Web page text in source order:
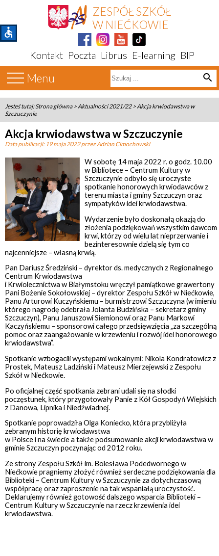
ZESPÓŁ SZKÓŁ
W NIEĆKOWIE
Kontakt Poczta Librus E-learning BIP
Menu search
Jesteś tutaj:Strona główna>Aktualności 2021/22>Akcja krwiodawstwa w
Szczuczynie
Akcja krwiodawstwa w Szczuczynie
Data publikacji:19 maja 2022przez Adrian Cimochowski
W sobotę 14 maja 2022 r. o godz. 10.00
w Bibliotece – Centrum Kultury w
Szczuczynie odbyło się uroczyste
spotkanie honorowych krwiodawców z
terenu miasta i gminy Szczuczyn oraz
sympatyków idei krwiodawstwa.
Wydarzenie było doskonałą okazją do
złożenia podziękowań wszystkim dawcom
krwi, którzy od wielu lat nieprzerwanie i
bezinteresownie dzielą się tym co
najcenniejsze – własną krwią.
Pan Dariusz Średziński – dyrektor ds. medycznych z Regionalnego
Centrum Krwiodawstwa
i Krwiolecznictwa w Białymstoku wręczył pamiątkowe grawertony
Pani Bożenie Sokołowskiej – dyrektor Zespołu Szkół w Niećkowie,
Panu Arturowi Kuczyńskiemu – burmistrzowi Szczuczyna (w imieniu
którego nagrodę odebrała Jolanta Budzińska – sekretarz gminy
Szczuczyn), Panu Januszowi Siemionowi oraz Panu Markowi
Kaczyńskiemu – sponsorowi całego przedsięwzięcia „za szczególną
pomoc oraz zaangażowanie w krzewieniu i rozwój idei honorowego
krwiodawstwa”.
Spotkanie wzbogacili występami wokalnymi: Nikola Kondratowicz z
Prostek, Mateusz Ladziński i Mateusz Mierzejewski z Zespołu
Szkół w Niećkowie.
Po oficjalnej część spotkania zebrani udali się na słodki
poczęstunek, który przygotowały Panie z Kół Gospodyń Wiejskich
z Danowa, Lipnika i Niedźwiadnej.
Spotkanie poprowadziła Olga Koniecko, która przybliżyła
zebranym historię krwiodawstwa
w Polsce i na świecie a także podsumowanie akcji krwiodawstwa w
gminie Szczuczyn poczynając od 2012 roku.
Ze strony Zespołu Szkół im. Bolesława Podedwornego w
Niećkowie pragniemy złożyć również serdeczne podziękowania dla
Biblioteki – Centrum Kultury w Szczuczynie za dotychczasową
współpracę oraz zaproszenie na tak wspaniałą uroczystość.
Deklarujemy również gotowość dalszego wsparcia Biblioteki –
Centrum Kultury w Szczuczynie na rzecz krzewienia idei
krwiodawstwa.
accessible